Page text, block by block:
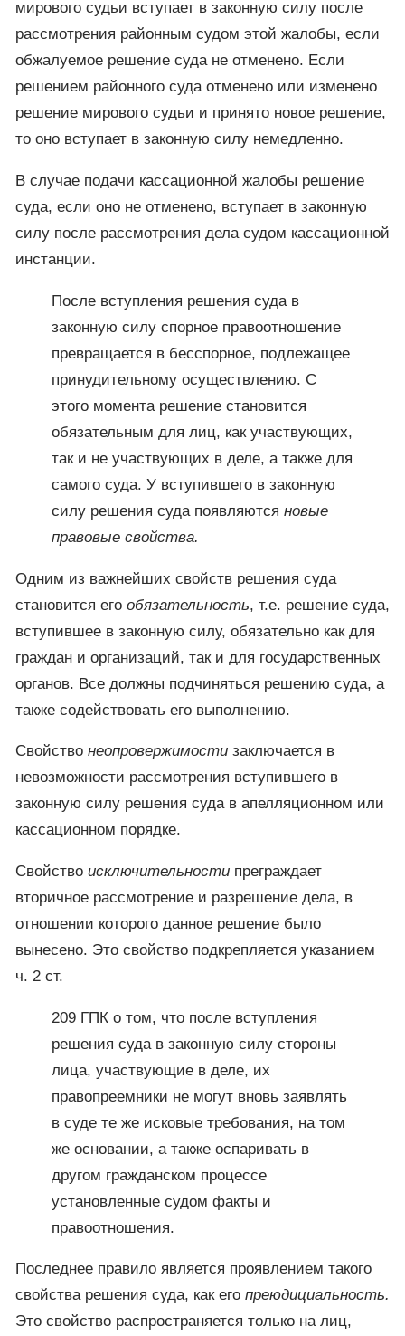
мирового судьи вступает в законную силу после
рассмотрения районным судом этой жалобы, если
обжалуемое решение суда не отменено. Если
решением районного суда отменено или изменено
решение мирового судьи и принято новое решение,
то оно вступает в законную силу немедленно.
В случае подачи кассационной жалобы решение
суда, если оно не отменено, вступает в законную
силу после рассмотрения дела судом кассационной
инстанции.
После вступления решения суда в
законную силу спорное правоотношение
превращается в бесспорное, подлежащее
принудительному осуществлению. С
этого момента решение становится
обязательным для лиц, как участвующих,
так и не участвующих в деле, а также для
самого суда. У вступившего в законную
силу решения суда появляются новые
правовые свойства.
Одним из важнейших свойств решения суда
становится его обязательность, т.е. решение суда,
вступившее в законную силу, обязательно как для
граждан и организаций, так и для государственных
органов. Все должны подчиняться решению суда, а
также содействовать его выполнению.
Свойство неопровержимостизаключается в
невозможности рассмотрения вступившего в
законную силу решения суда в апелляционном или
кассационном порядке.
Свойство исключительностипреграждает
вторичное рассмотрение и разрешение дела, в
отношении которого данное решение было
вынесено. Это свойство подкрепляется указанием
ч. 2 ст.
209 ГПК о том, что после вступления
решения суда в законную силу стороны
лица, участвующие в деле, их
правопреемники не могут вновь заявлять
в суде те же исковые требования, на том
же основании, а также оспаривать в
другом гражданском процессе
установленные судом факты и
правоотношения.
Последнее правило является проявлением такого
свойства решения суда, как его преюдициальность.
Это свойство распространяется только на лиц,